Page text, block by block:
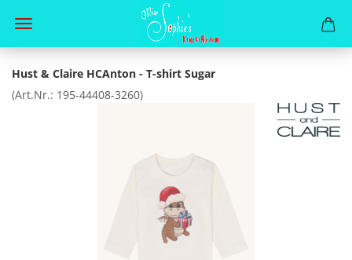
Hust & Claire HCAnton - T-shirt Sugar
(Art.Nr.: 195-44408-3260)